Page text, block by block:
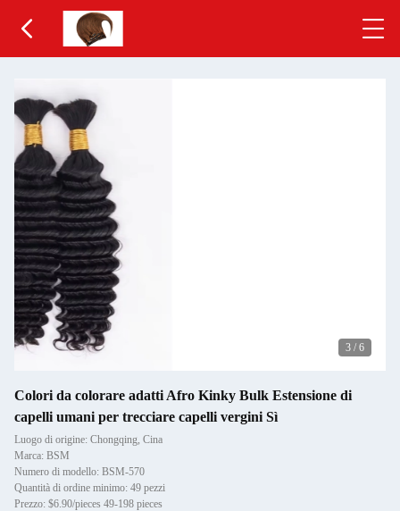
3 / 6
Colori da colorare adatti Afro Kinky Bulk Estensione di
capelli umani per trecciare capelli vergini Sì
Luogo di origine: Chongqing, Cina
Marca: BSM
Numero di modello: BSM-570
Quantità di ordine minimo: 49 pezzi
Prezzo: $6.90/pieces 49-198 pieces